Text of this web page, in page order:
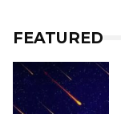
FEATURED